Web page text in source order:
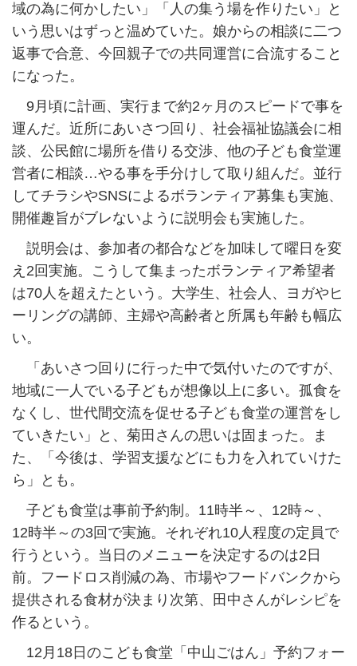
域の為に何かしたい」「人の集う場を作りたい」と
いう思いはずっと温めていた。娘からの相談に二つ
返事で合意、今回親子での共同運営に合流すること
になった。
9月頃に計画、実行まで約2ヶ月のスピードで事を
運んだ。近所にあいさつ回り、社会福祉協議会に相
談、公民館に場所を借りる交渉、他の子ども食堂運
営者に相談…やる事を手分けして取り組んだ。並行
してチラシやSNSによるボランティア募集も実施、
開催趣旨がブレないように説明会も実施した。
説明会は、参加者の都合などを加味して曜日を変
え2回実施。こうして集まったボランティア希望者
は70人を超えたという。大学生、社会人、ヨガやヒ
ーリングの講師、主婦や高齢者と所属も年齢も幅広
い。
「あいさつ回りに行った中で気付いたのですが、
地域に一人でいる子どもが想像以上に多い。孤食を
なくし、世代間交流を促せる子ども食堂の運営をし
ていきたい」と、菊田さんの思いは固まった。ま
た、「今後は、学習支援などにも力を入れていけた
ら」とも。
子ども食堂は事前予約制。11時半～、12時～、
12時半～の3回で実施。それぞれ10人程度の定員で
行うという。当日のメニューを決定するのは2日
前。フードロス削減の為、市場やフードバンクから
提供される食材が決まり次第、田中さんがレシピを
作るという。
12月18日のこども食堂「中山ごはん」予約フォー